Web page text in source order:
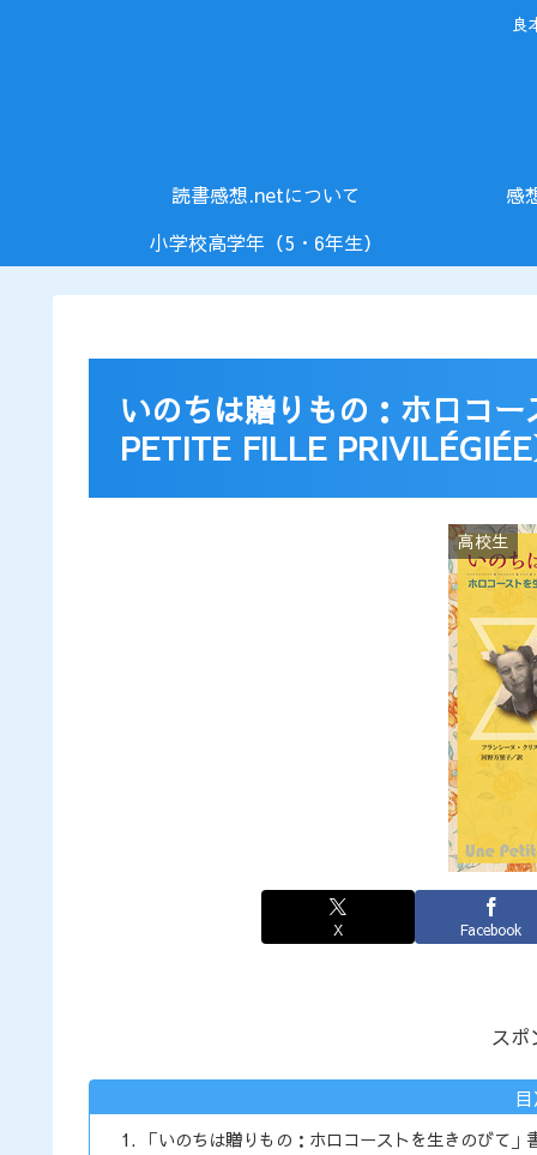
良
読書感想.netについて
感
小学校高学年（5・6年生）
いのちは贈りもの：ホロコ
PETITE FILLE
高校生
X Facebook
スポ
「いのちは贈りもの：ホロコーストを生きのびて」